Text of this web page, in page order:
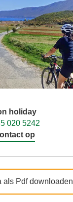
holiday
020 5242
op
als Pdf downloaden